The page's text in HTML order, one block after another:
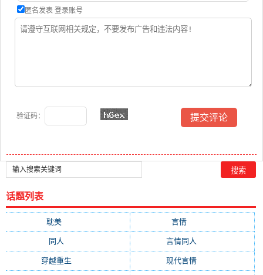
匿名发表 登录账号
验证码：
话题列表
耽美 言情
同人 言情同人
穿越重生 现代言情(6218)